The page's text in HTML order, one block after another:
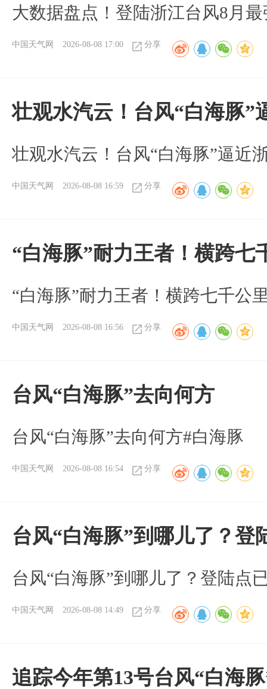
大数据盘点！登陆浙江台风8月
中国天气网 2026-08-08 17:00 分享
壮观水汽云！台风“白海豚”
壮观水汽云！台风“白海豚”逼近
中国天气网 2026-08-08 16:59 分享
“白海豚”耐力王者！横跨七
“白海豚”耐力王者！横跨七千公
中国天气网 2026-08-08 16:56 分享
台风“白海豚”去向何方
台风“白海豚”去向何方#白海豚
中国天气网 2026-08-08 16:54 分享
台风“白海豚”到哪儿了？登
台风“白海豚”到哪儿了？登陆点
中国天气网 2026-08-08 14:49 分享
追踪今年第13号台风“白海